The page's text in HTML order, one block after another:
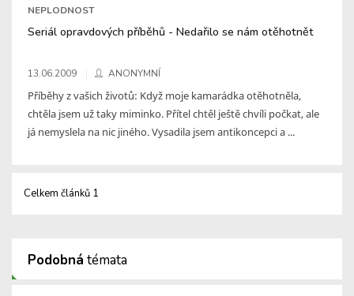
NEPLODNOST
Seriál opravdových příběhů - Nedařilo se nám otěhotnět
13.06.2009 ANONYMNÍ
Příběhy z vašich životů: Když moje kamarádka otěhotněla,
chtěla jsem už taky miminko. Přítel chtěl ještě chvíli počkat, ale
já nemyslela na nic jiného. Vysadila jsem antikoncepci a ...
Celkem článků 1
Podobná témata